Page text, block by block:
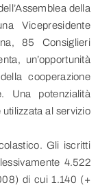
della
Vicepresidente
85 Consiglieri
un’opportunità
cooperazione
Una potenzialità
al servizio
Gli iscritti
4.522
di cui 1.140 (+